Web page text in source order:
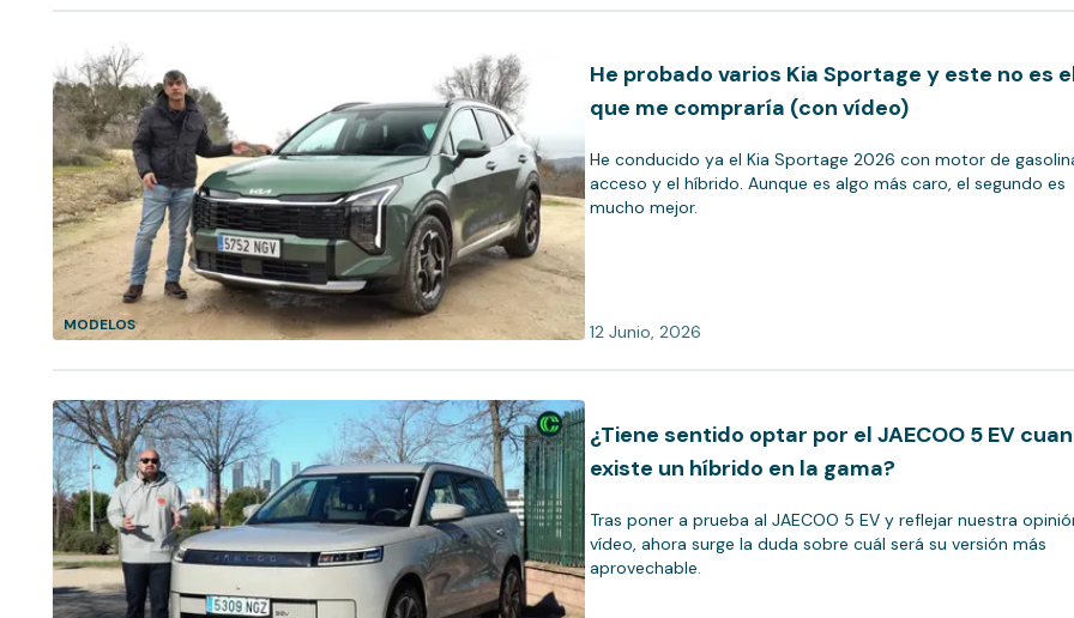
MODELOS
He probado varios Kia Sportage y este no es
que me compraría (con vídeo)
He conducido ya el Kia Sportage 2026 con motor de
acceso y el híbrido. Aunque es algo más caro, el segundo es
mucho mejor.
12 Junio, 2026
¿Tiene sentido optar por el JAECOO 5 EV
existe un híbrido en la gama?
Tras poner a prueba al JAECOO 5 EV y reflejar nuestra
vídeo, ahora surge la duda sobre cuál será su versión más
aprovechable.